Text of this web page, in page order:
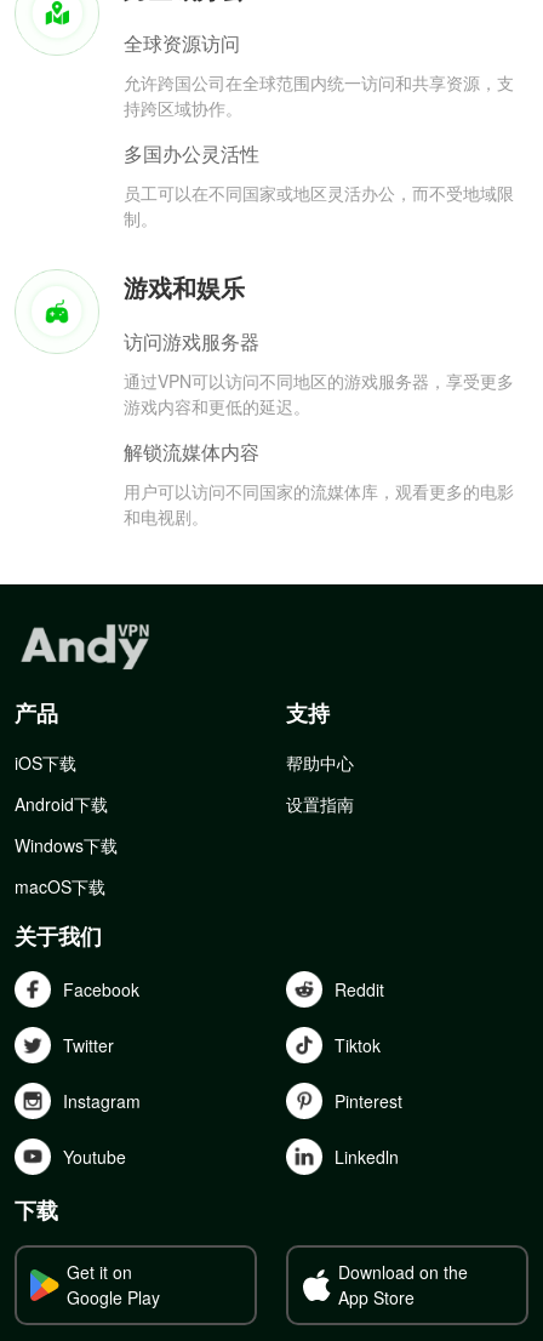
全球资源访问
允许跨国公司在全球范围内统一访问和共享资源，支
持跨区域协作。
多国办公灵活性
员工可以在不同国家或地区灵活办公，而不受地域限
制。
游戏和娱乐
访问游戏服务器
通过VPN可以访问不同地区的游戏服务器，享受更多
游戏内容和更低的延迟。
解锁流媒体内容
用户可以访问不同国家的流媒体库，观看更多的电影
和电视剧。
产品
iOS下载
Android下载
Windows下载
macOS下载
支持
帮助中心
设置指南
关于我们
Facebook Reddit
Twitter Tiktok
Instagram Pinterest
Youtube Linkedln
下载
Get it on
Google Play
Download on the
App Store